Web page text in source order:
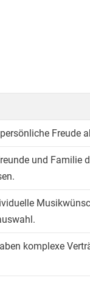
Freude
und
komplexe